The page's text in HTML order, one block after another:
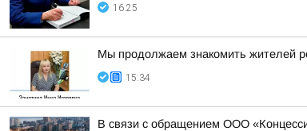
16:25
Мы продолжаем знакомить жителей
15:34
В связи с обращением ООО